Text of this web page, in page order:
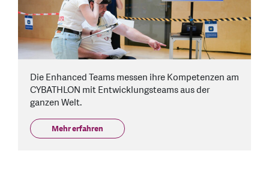
Die Enhanced Teams messen ihre Kompetenzen am
CYBATHLON mit Entwicklungsteams aus der
ganzen Welt.
Mehr erfahren